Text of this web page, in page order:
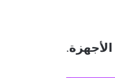
الأجهزة.